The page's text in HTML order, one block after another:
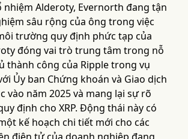
nhiệm Alderoty, Evernorth đang tận
sâu rộng của ông trong việc
trường quy định phức tạp của
đóng vai trò trung tâm trong nỗ
thành công của Ripple trong vụ
Ủy ban Chứng khoán và Giao dịch
vào năm 2025 và mang lại sự rõ
định cho XRP. Động thái này có
kế hoạch chi tiết mới cho các